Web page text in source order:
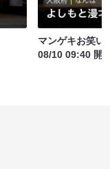
マンゲキお笑い
08/10 09:40 開